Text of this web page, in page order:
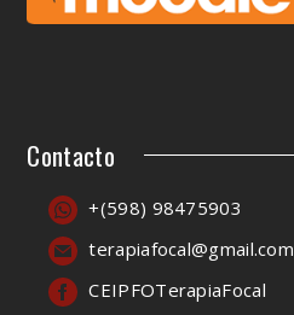
Contacto
+(598) 98475903
terapiafocal@gmail.com
CEIPFOTerapiaFocal